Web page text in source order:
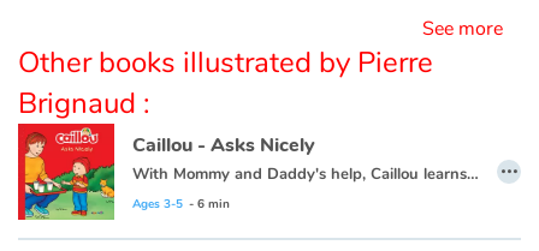
See more
Other books illustrated by Pierre
Brignaud :
Caillou - Asks Nicely
With Mommy and Daddy's help, Caillou learns that it's nice to hear the words please and thank you. They are like a friendly hug that encourages people to respond favorably. Politeness is much more than just a social convention; it is also a way to ease our interactions with others. Even very young children can learn to express their needs courteously. In this book, Caillou discovers why asking nicely is so important.
Ages 3-5 - 6 min
…